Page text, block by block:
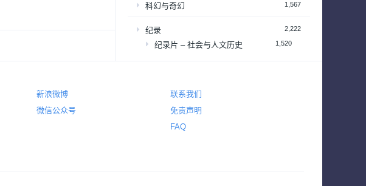
科幻与奇幻 1,567
纪录 2,222
纪录片 – 社会与人文历史 1,520
新浪微博
微信公众号
联系我们
免责声明
FAQ